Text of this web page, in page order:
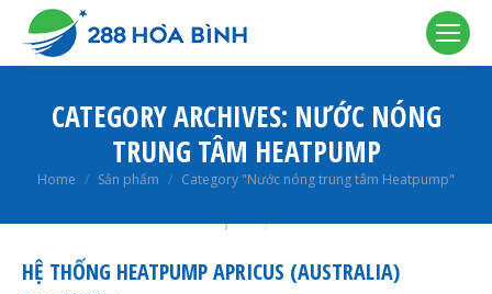
CATEGORY ARCHIVES: NƯỚC NÓNG
TRUNG TÂM HEATPUMP
You are here:
Home Sản phẩm Category "Nước nóng trung tâm Heatpump"
HỆ THỐNG HEATPUMP APRICUS (AUSTRALIA)